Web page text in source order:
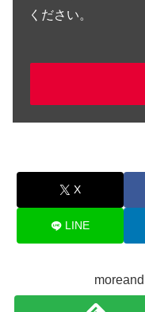
ください。
X
LINE